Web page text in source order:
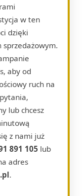
w ten
dzięki
aby od
ruch na
lub chcesz
z nami już
891 105 lub
adres
.